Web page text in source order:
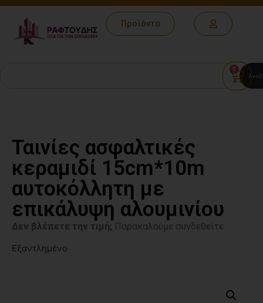
Προϊόντα
0
Ταινίες ασφαλτικές
κεραμιδί 15cm*10m
αυτοκόλλητη με
επικάλυψη αλουμινίου
Δεν βλέπετε την τιμή; Παρακαλούμε συνδεθείτε.
Εξαντλημένο